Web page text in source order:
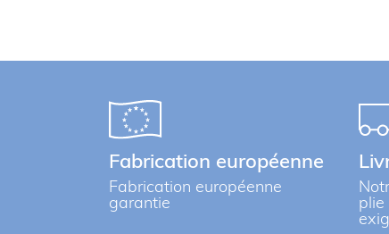
Poids brut (kg)
Informations complémentaires
Meuble assiettes à niveau constant
Fabrication européenne
Fabrication européenne
garantie
plie